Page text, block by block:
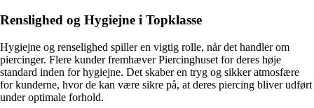
Renslighed og Hygiejne i Topklasse
Hygiejne og renselighed spiller en vigtig rolle, når det handler om
piercinger. Flere kunder fremhæver Piercinghuset for deres høje
standard inden for hygiejne. Det skaber en tryg og sikker atmosfære
for kunderne, hvor de kan være sikre på, at deres piercing bliver udført
under optimale forhold.